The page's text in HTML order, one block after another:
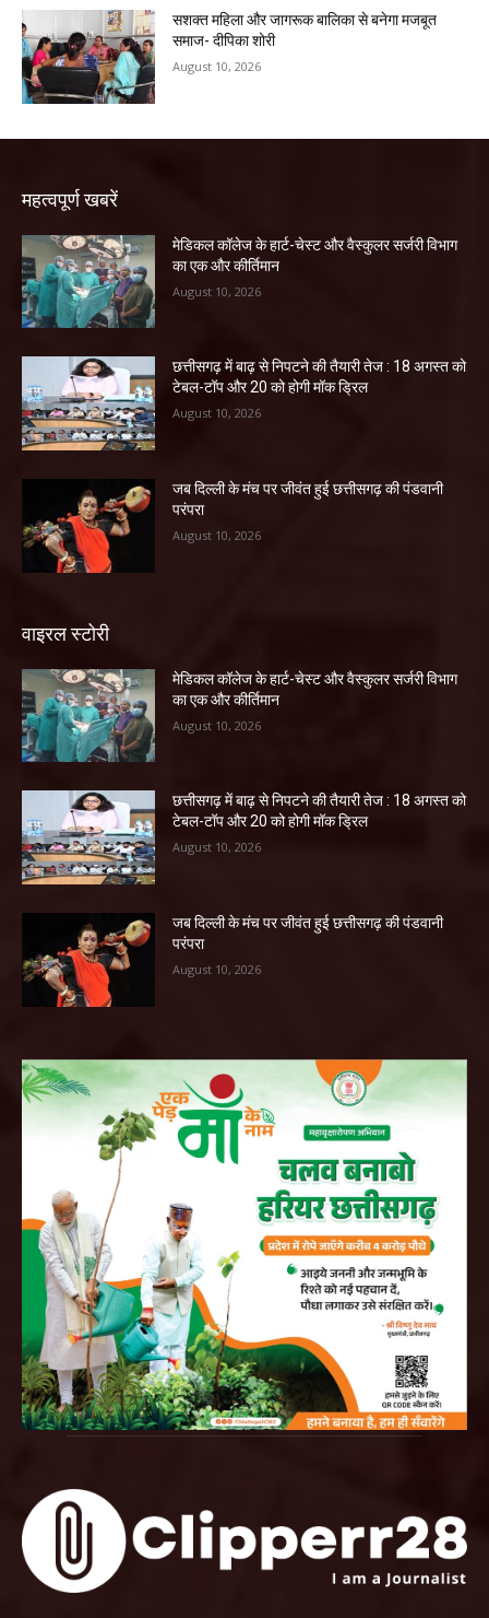
सशक्त महिला और जागरूक बालिका से बनेगा मजबूत
समाज- दीपिका शोरी
August 10, 2026
महत्वपूर्ण खबरें
​मेडिकल कॉलेज के हार्ट-चेस्ट और वैस्कुलर सर्जरी विभाग
का एक और कीर्तिमान
August 10, 2026
छत्तीसगढ़ में बाढ़ से निपटने की तैयारी तेज : 18 अगस्त को
टेबल-टॉप और 20 को होगी मॉक ड्रिल
August 10, 2026
जब दिल्ली के मंच पर जीवंत हुई छत्तीसगढ़ की पंडवानी
परंपरा
August 10, 2026
वाइरल स्टोरी
​मेडिकल कॉलेज के हार्ट-चेस्ट और वैस्कुलर सर्जरी विभाग
का एक और कीर्तिमान
August 10, 2026
छत्तीसगढ़ में बाढ़ से निपटने की तैयारी तेज : 18 अगस्त को
टेबल-टॉप और 20 को होगी मॉक ड्रिल
August 10, 2026
जब दिल्ली के मंच पर जीवंत हुई छत्तीसगढ़ की पंडवानी
परंपरा
August 10, 2026